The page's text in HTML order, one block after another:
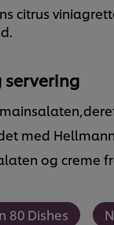
citrus
med
og creme
80 Dishes